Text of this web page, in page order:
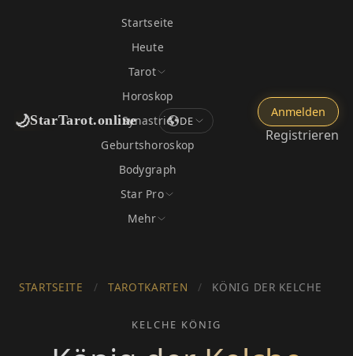
🌙StarTarot.online
Startseite
Heute
Tarot
Horoskop
Synastrie
Geburtshoroskop
Bodygraph
Star Pro
Mehr
DE
Anmelden
Registrieren
STARTSEITE / TAROTKARTEN / KÖNIG DER KELCHE
KELCHE KÖNIG